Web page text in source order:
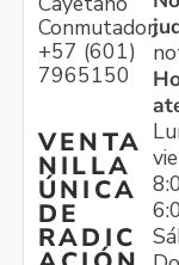
Conmutador:
+57 (601)
7965150
VENTA
NILLA
ÚNICA
DE
RADIC